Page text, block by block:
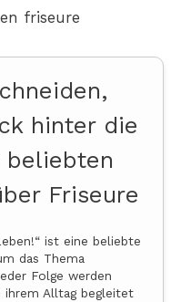
hinter die
beliebten
Friseure
ist eine beliebte
das Thema
Folge werden
ihrem Alltag begleitet